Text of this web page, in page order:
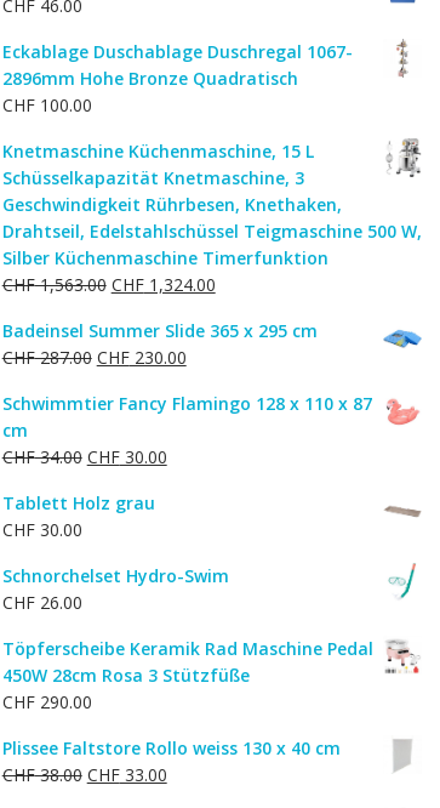
CHF46.00
Eckablage Duschablage Duschregal 1067-
2896mm Hohe Bronze Quadratisch
CHF100.00
Knetmaschine Küchenmaschine, 15 L
Schüsselkapazität Knetmaschine, 3
Geschwindigkeit Rührbesen, Knethaken,
Drahtseil, Edelstahlschüssel Teigmaschine 500 W,
Silber Küchenmaschine Timerfunktion
CHF1,563.00 Ursprünglicher
war:
CHF 1,563.00
CHF1,324.00Aktueller
ist:
Badeinsel Summer Slide 365 x 295 cm
CHF287.00 Ursprünglicher
war:
CHF230.00Aktueller
ist:
Schwimmtier Fancy Flamingo 128 x 110 x 87
cm
CHF34.00 Ursprünglicher
war:
CHF30.00Aktueller
Tablett Holz grau
CHF30.00
Schnorchelset Hydro-Swim
CHF26.00
Töpferscheibe Keramik Rad Maschine Pedal
450W 28cm Rosa 3 Stützfüße
CHF290.00
Plissee Faltstore Rollo weiss 130 x 40 cm
CHF38.00 Ursprünglicher
CHF33.00Aktueller